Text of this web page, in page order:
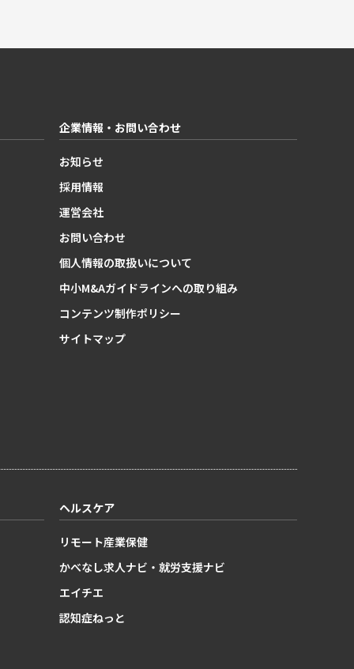
企業情報・お問い合わせ
お知らせ
採用情報
運営会社
お問い合わせ
個人情報の取扱いについて
中小M&Aガイドラインへの取り組み
コンテンツ制作ポリシー
サイトマップ
ヘルスケア
リモート産業保健
かべなし求人ナビ・就労支援ナビ
エイチエ
認知症ねっと